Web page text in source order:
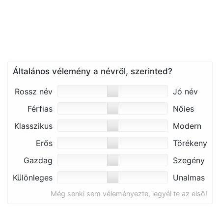
Általános vélemény a névről, szerinted?
Rossz név
Jó név
Férfias
Nőies
Klasszikus
Modern
Erős
Törékeny
Gazdag
Szegény
Különleges
Unalmas
Még senki sem véleményezte, legyél te az első!